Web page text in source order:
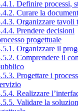
Definire processi,
Curare la
Organizzare tavoli
Prendere decisioni
progettuale
Organizzare il
Comprendere il
Progettare i
Realizzare
Validare la